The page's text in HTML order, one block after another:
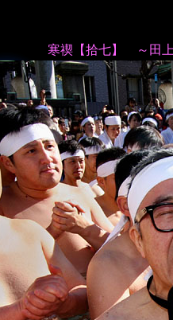
寒禊【拾七】 ～田